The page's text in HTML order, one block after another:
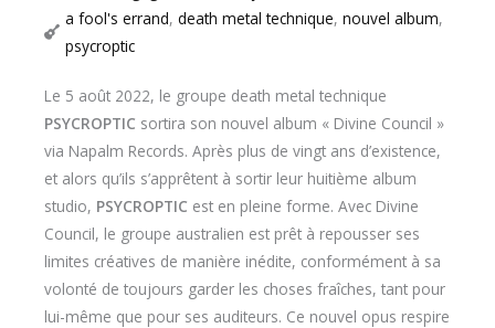
a fool's errand, death metal technique, nouvel album,
psycroptic
Le 5 août 2022, le groupe death metal technique
PSYCROPTIC sortira son nouvel album « Divine Council »
via Napalm Records. Après plus de vingt ans d’existence,
et alors qu’ils s’apprêtent à sortir leur huitième album
studio, PSYCROPTIC est en pleine forme. Avec Divine
Council, le groupe australien est prêt à repousser ses
limites créatives de manière inédite, conformément à sa
volonté de toujours garder les choses fraîches, tant pour
lui-même que pour ses auditeurs. Ce nouvel opus respire